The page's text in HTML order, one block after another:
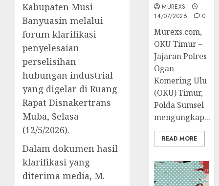
Kabupaten Musi
Banyuasin melalui
forum klarifikasi
penyelesaian
perselisihan
hubungan industrial
yang digelar di Ruang
Rapat Disnakertrans
Muba, Selasa
(12/5/2026).
Dalam dokumen hasil
klarifikasi yang
diterima media, M.
MUREXS
14/07/2026
0
Murexs.com,
OKU Timur –
Jajaran Polres
Ogan
Komering Ulu
(OKU) Timur,
Polda Sumsel
mengungkap...
READ MORE